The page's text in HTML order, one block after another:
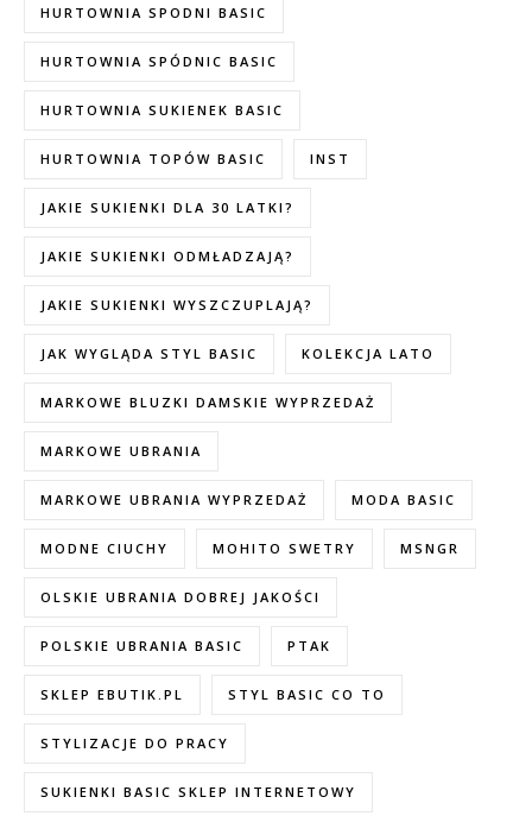
HURTOWNIA SPODNI BASIC
HURTOWNIA SPÓDNIC BASIC
HURTOWNIA SUKIENEK BASIC
HURTOWNIA TOPÓW BASIC INST
JAKIE SUKIENKI DLA 30 LATKI?
JAKIE SUKIENKI ODMŁADZAJĄ?
JAKIE SUKIENKI WYSZCZUPLAJĄ?
JAK WYGLĄDA STYL BASIC KOLEKCJA LATO
MARKOWE BLUZKI DAMSKIE WYPRZEDAŻ
MARKOWE UBRANIA
MARKOWE UBRANIA WYPRZEDAŻ MODA BASIC
MODNE CIUCHY MOHITO SWETRY MSNGR
OLSKIE UBRANIA DOBREJ JAKOŚCI
POLSKIE UBRANIA BASIC PTAK
SKLEP EBUTIK.PL STYL BASIC CO TO
STYLIZACJE DO PRACY
SUKIENKI BASIC SKLEP INTERNETOWY